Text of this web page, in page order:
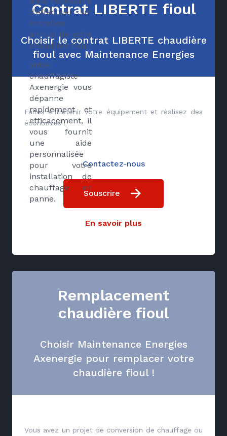
d’effectuer un
entretien
annuel de votre
chaudière fioul.
Votre
chauffagiste
Axenergie vous
dépanne
rapidement et
efficacement, il
vous fournit
une aide
personnalisée
pour votre
installation de
chauffage en
panne.
Contrat LIBERTE fioul
Choisir le contrat LIBERTE chaudière
fioul avec Maintenance Energies
Faites entretenir votre équipement et réalisez des
économies !
Contactez-nous
Souscrire
En savoir plus
Remplacement
chaudière fioul
Choisir Maintenance Energies
Axenergie pour remplacer votre
chaudière fioul !
Vous avez un projet de conversion de chauffage ou